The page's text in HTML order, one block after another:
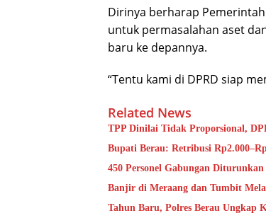
Dirinya berharap
untuk permasalahan aset
baru ke depannya.
“Tentu kami di DPRD siap
Related News
TPP Dinilai Tidak Proporsional,
Bupati Berau: Retribusi
450 Personel Gabungan
Banjir di Meraang dan Tumbit
Tahun Baru, Polres Berau Ungkap